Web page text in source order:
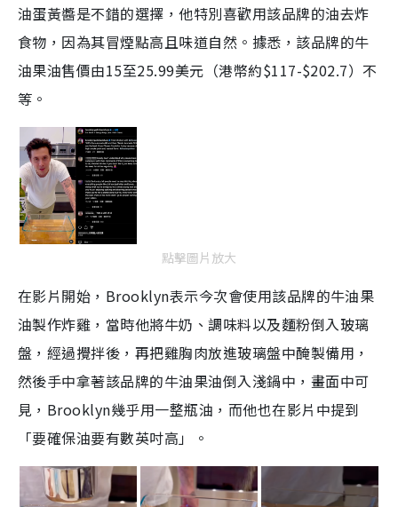
油蛋黃醬是不錯的選擇，他特別喜歡用該品牌的油去炸
食物，因為其冒煙點高且味道自然。據悉，該品牌的牛
油果油售價由15至25.99美元（港幣約$117-$202.7）不
等。
點擊圖片放大
在影片開始，Brooklyn表示今次會使用該品牌的牛油果
油製作炸雞，當時他將牛奶、調味料以及麵粉倒入玻璃
盤，經過攪拌後，再把雞胸肉放進玻璃盤中醃製備用，
然後手中拿著該品牌的牛油果油倒入淺鍋中，畫面中可
見，Brooklyn幾乎用一整瓶油，而他也在影片中提到
「要確保油要有數英吋高」。